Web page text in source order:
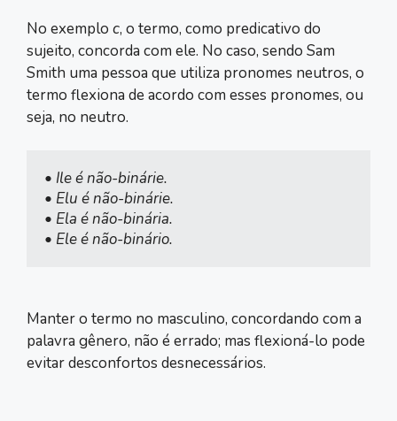
No exemplo c, o termo, como predicativo do
sujeito, concorda com ele. No caso, sendo Sam
Smith uma pessoa que utiliza pronomes neutros, o
termo flexiona de acordo com esses pronomes, ou
seja, no neutro.
• Ile é não-binárie.
• Elu é não-binárie.
• Ela é não-binária.
Manter o termo no masculino, concordando com a
palavra gênero, não é errado; mas flexioná-lo pode
evitar desconfortos desnecessários.